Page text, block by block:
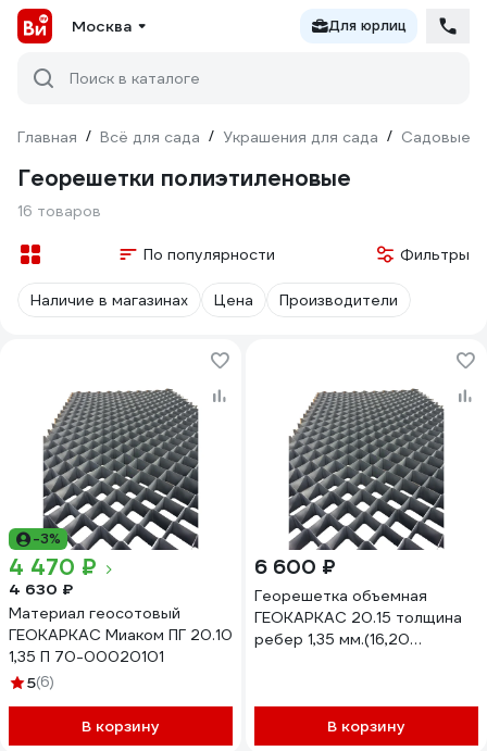
Москва Для юрлиц
Поиск в каталоге
Главная / Всё для сада / Украшения для сада / Садовые
Георешетки полиэтиленовые
16 товаров
По популярности Фильтры
Наличие в магазинах Цена Производители
-3%
4 470 ₽
4 630 ₽
Материал геосотовый
ГЕОКАРКАС Миаком ПГ 20.10
1,35 П 70-00020101
5(6)
В корзину
6 600 ₽
Георешетка объемная
ГЕОКАРКАС 20.15 толщина
ребер 1,35 мм.(16,20
В корзину